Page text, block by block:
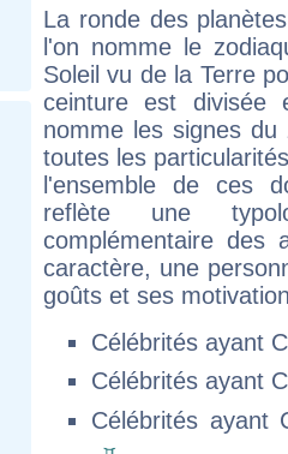
La ronde des
l'on nomme le
Soleil vu de la Terre
ceinture est divisée
nomme les signes
toutes les
l'ensemble de ces
reflète une
complémentaire des
caractère, une
goûts et ses
Célébrités ayant
Célébrités ayant
Célébrités